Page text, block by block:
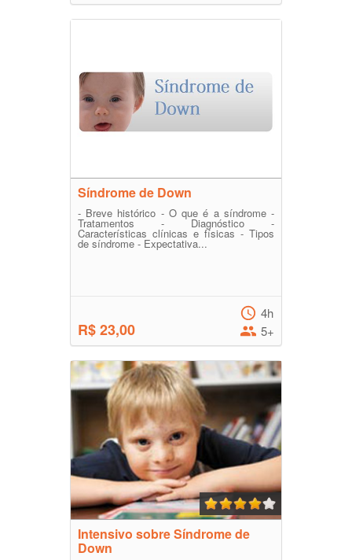
Síndrome de Down
- Breve histórico - O que é a síndrome -
Tratamentos - Diagnóstico -
Características clínicas e físicas - Tipos
de síndrome - Expectativa...
R$ 23,00
4h
5+
Intensivo sobre Síndrome de
Down